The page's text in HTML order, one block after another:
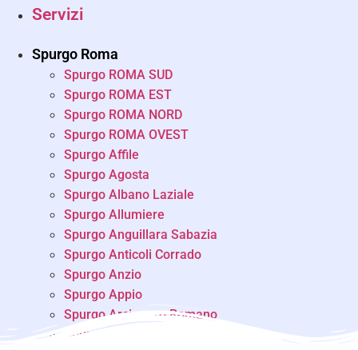
Servizi
Spurgo Roma
Spurgo ROMA SUD
Spurgo ROMA EST
Spurgo ROMA NORD
Spurgo ROMA OVEST
Spurgo Affile
Spurgo Agosta
Spurgo Albano Laziale
Spurgo Allumiere
Spurgo Anguillara Sabazia
Spurgo Anticoli Corrado
Spurgo Anzio
Spurgo Appio
Spurgo Arcinazzo Romano
Spurgo Ardea